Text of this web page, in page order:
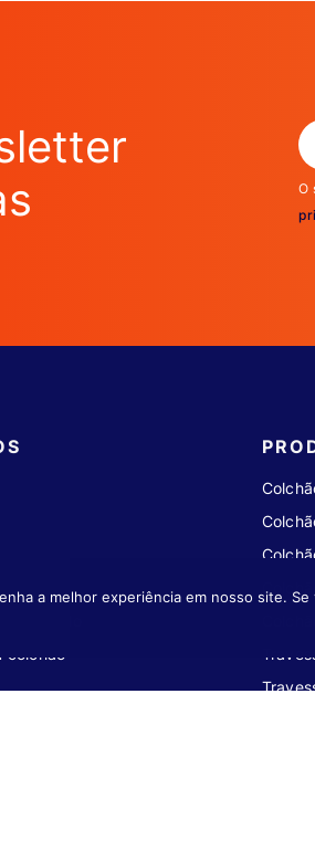
O
pedido
colchão
a melhor experiência em nosso site.